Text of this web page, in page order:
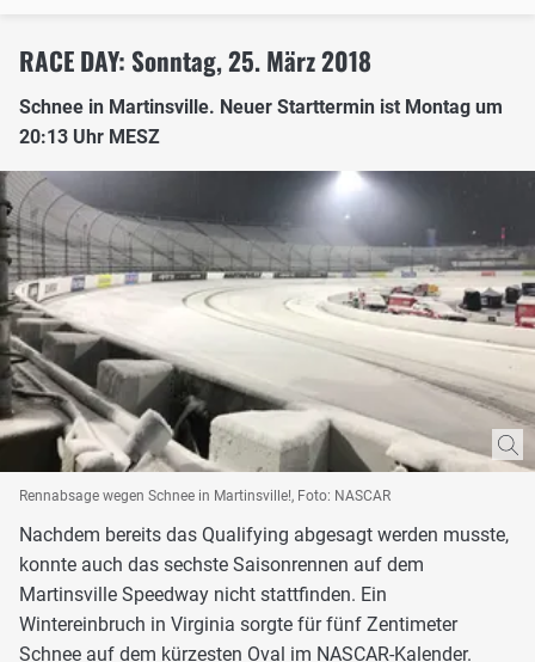
RACE DAY: Sonntag, 25. März 2018
Schnee in Martinsville. Neuer Starttermin ist Montag um
20:13 Uhr MESZ
Rennabsage wegen Schnee in Martinsville!, Foto: NASCAR
Nachdem bereits das Qualifying abgesagt werden musste,
konnte auch das sechste Saisonrennen auf dem
Martinsville Speedway nicht stattfinden. Ein
Wintereinbruch in Virginia sorgte für fünf Zentimeter
Schnee auf dem kürzesten Oval im NASCAR-Kalender.